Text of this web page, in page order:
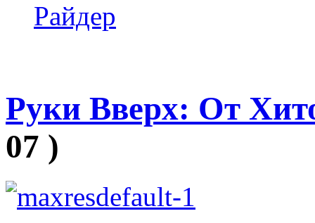
Райдер
Руки Вверх: От
07 )